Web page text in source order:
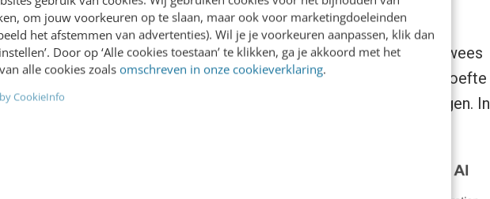
om jouw voorkeuren op te slaan, maar ook voor marketingdoeleinden
het afstemmen van advertenties). Wil je je voorkeuren aanpassen, klik dan
Door op ‘Alle cookies toestaan’ te klikken, ga je akkoord met het
alle cookies zoalsomschreven in onze cookieverklaring.
CookieInfo
van experimenten enproof-of-concepts , waarbij technologie bewees
Nu is het tijd om op te schalen. En met opschaling komt de behoefte
voor de ontwikkeling van robuuste en schaalbare AI-oplossingen. In
van DevOps voor AI.